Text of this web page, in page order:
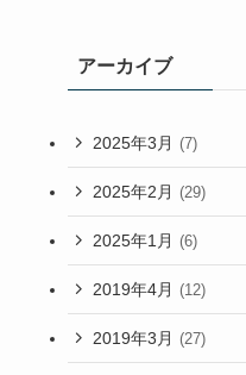
アーカイブ
2025年3月 (7)
2025年2月 (29)
2025年1月 (6)
2019年4月 (12)
2019年3月 (27)